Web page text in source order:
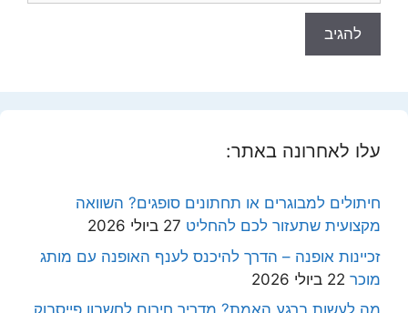
עלו לאחרונה באתר:
חיתולים למבוגרים או תחתונים סופגים? השוואה
מקצועית שתעזור לכם להחליט 27 ביולי 2026
זכיינות אופנה – הדרך להיכנס לענף האופנה עם מותג
מוכר 22 ביולי 2026